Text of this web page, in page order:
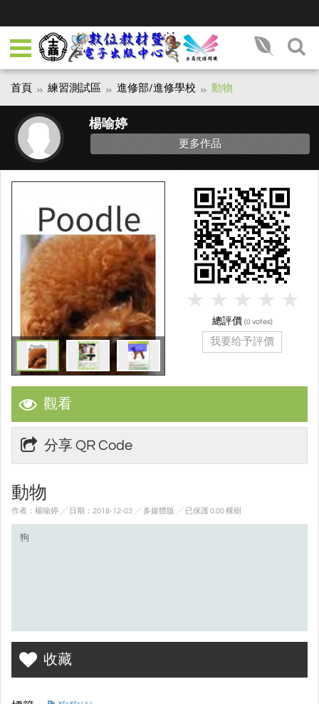
首頁 練習測試區 進修部/進修學校 動物
楊喻婷
更多作品
觀看
分享 QR Code
動物
作者：楊喻婷 ╱ 日期：2018-12-03 ╱ 多媒體版 ╱ 已保護 0.00 棵樹
狗
收藏
總評價 (0 votes)
我要给予評價